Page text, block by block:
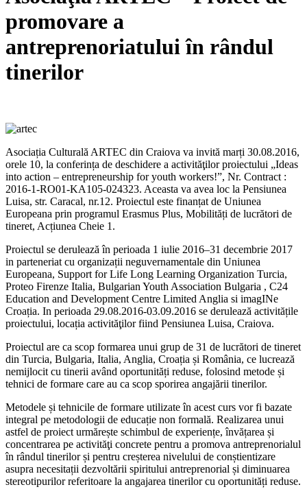
promovare a
antreprenoriatului în rândul
tinerilor
Asociația Culturală ARTEC din Craiova va invită marți 30.08.2016,
orele 10, la conferința de deschidere a activităţilor proiectului „Ideas
into action – entrepreneurship for youth workers!”, Nr. Contract :
2016-1-RO01-KA105-024323. Aceasta va avea loc la Pensiunea
Luisa, str. Caracal, nr.12. Proiectul este finanțat de Uniunea
Europeana prin programul Erasmus Plus, Mobilități de lucrători de
tineret, Acțiunea Cheie 1.
Proiectul se derulează în perioada 1 iulie 2016–31 decembrie 2017
in parteneriat cu organizații neguvernamentale din Uniunea
Europeana, Support for Life Long Learning Organization Turcia,
Proteo Firenze Italia, Bulgarian Youth Association Bulgaria , C24
Education and Development Centre Limited Anglia si imagINe
Croația. In perioada 29.08.2016-03.09.2016 se derulează activitățile
proiectului, locația activităţilor fiind Pensiunea Luisa, Craiova.
Proiectul are ca scop formarea unui grup de 31 de lucrători de tineret
din Turcia, Bulgaria, Italia, Anglia, Croația și România, ce lucrează
nemijlocit cu tinerii având oportunități reduse, folosind metode și
tehnici de formare care au ca scop sporirea angajării tinerilor.
Metodele și tehnicile de formare utilizate în acest curs vor fi bazate
integral pe metodologii de educație non formală. Realizarea unui
astfel de proiect urmărește schimbul de experiențe, învățarea și
concentrarea pe activităţi concrete pentru a promova antreprenorialul
în rândul tinerilor și pentru creșterea nivelului de conștientizare
asupra necesitații dezvoltării spiritului antreprenorial și diminuarea
stereotipurilor referitoare la angajarea tinerilor cu oportunități reduse.